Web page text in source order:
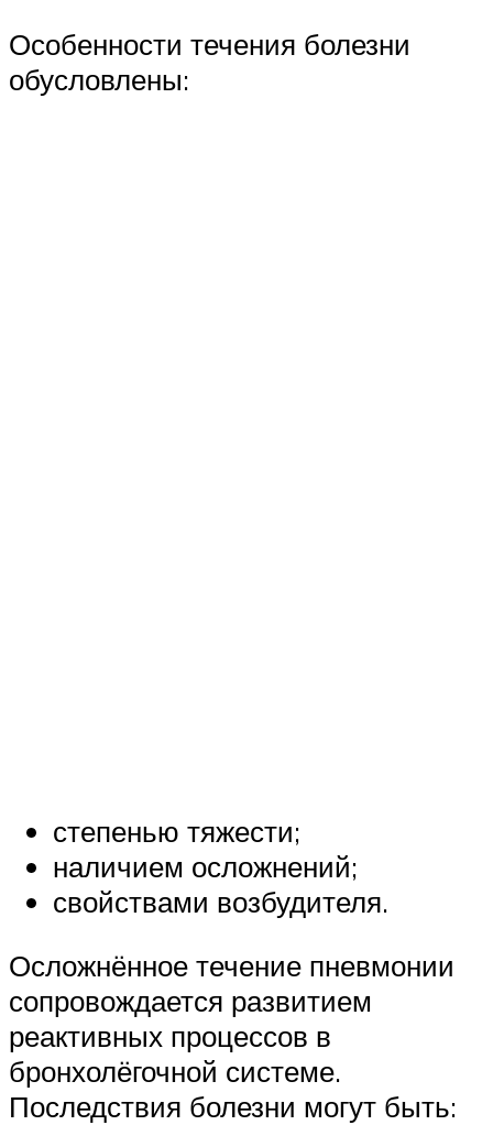
Особенности течения болезни
обусловлены:
степенью тяжести;
наличием осложнений;
свойствами возбудителя.
Осложнённое течение пневмонии
сопровождается развитием
реактивных процессов в
бронхолёгочной системе.
Последствия болезни могут быть: